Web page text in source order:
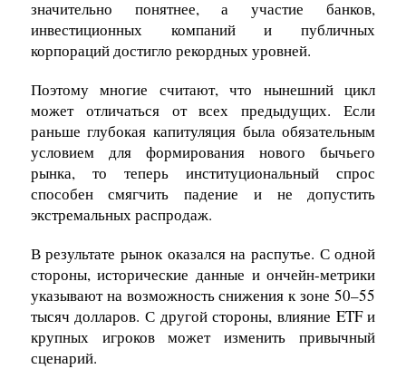
значительно понятнее, а участие банков,
инвестиционных компаний и публичных
корпораций достигло рекордных уровней.
Поэтому многие считают, что нынешний цикл
может отличаться от всех предыдущих. Если
раньше глубокая капитуляция была обязательным
условием для формирования нового бычьего
рынка, то теперь институциональный спрос
способен смягчить падение и не допустить
экстремальных распродаж.
В результате рынок оказался на распутье. С одной
стороны, исторические данные и ончейн-метрики
указывают на возможность снижения к зоне 50–55
тысяч долларов. С другой стороны, влияние ETF и
крупных игроков может изменить привычный
сценарий.